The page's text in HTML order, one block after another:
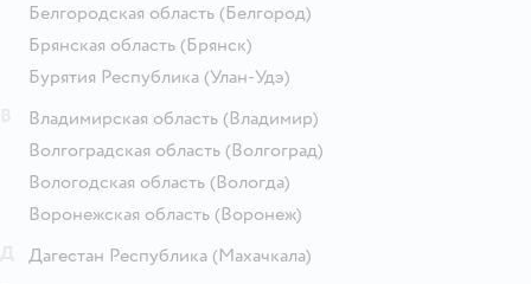
Белгородская область (Белгород)
Брянская область (Брянск)
Бурятия Республика (Улан-Удэ)
Владимирская область (Владимир)
Волгоградская область (Волгоград)
Вологодская область (Вологда)
Воронежская область (Воронеж)
Дагестан Республика (Махачкала)